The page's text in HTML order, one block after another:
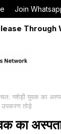
Join
नशेड़ी युवक का
तोड़े
का